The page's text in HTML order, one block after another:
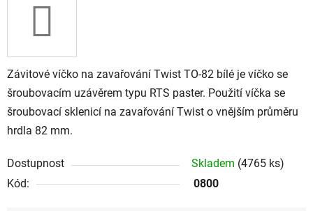
Závitové víčko na zavařování Twist TO-82 bílé je víčko se
šroubovacím uzávěrem typu RTS paster. Použití víčka se
šroubovací sklenicí na zavařování Twist o vnějším průměru
hrdla 82 mm.
Dostupnost Skladem (4765 ks)
Kód:
0800